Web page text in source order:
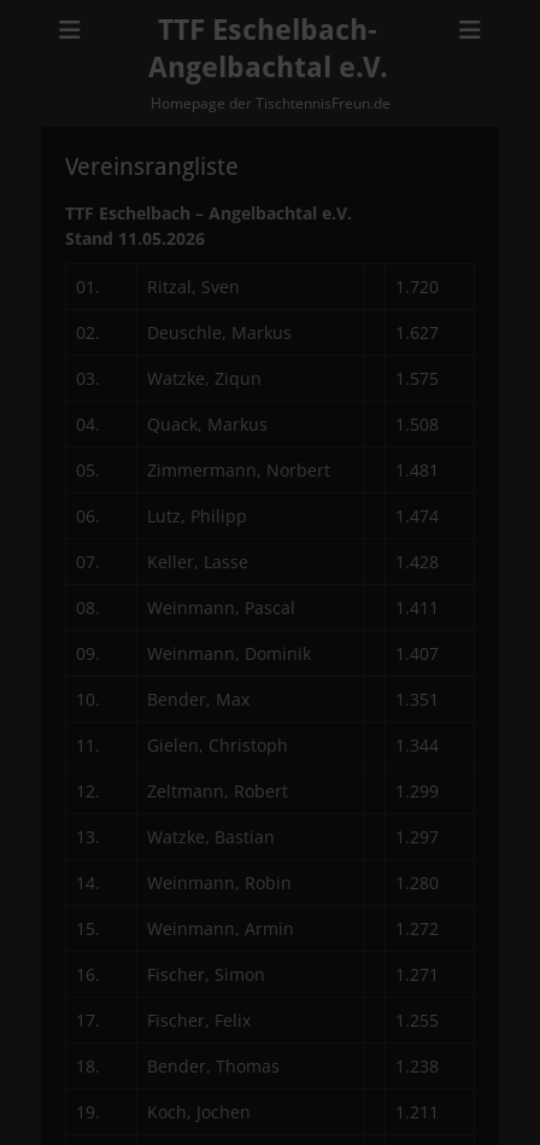
TTF Eschelbach-
Angelbachtal e.V.
Homepage der TischtennisFreun.de
Vereinsrangliste
TTF Eschelbach – Angelbachtal e.V.
Stand 11.05.2026
01. Ritzal, Sven
1.720
02.
Deuschle, Markus
1.627
03.
Watzke, Ziqun
1.575
04.
Quack, Markus
1.508
05.
Zimmermann, Norbert
1.481
06.
Lutz, Philipp
1.474
07.
Keller, Lasse
1.428
08.
Weinmann, Pascal
1.411
09.
Weinmann, Dominik
1.407
10.
Bender, Max
1.351
11.
Gielen, Christoph
1.344
12.
Zeltmann, Robert
1.299
13.
Watzke, Bastian
1.297
14.
Weinmann, Robin
1.280
15.
Weinmann, Armin
1.272
16.
Fischer, Simon
1.271
17.
Fischer, Felix
1.255
18.
Bender, Thomas
1.238
19.
Koch, Jochen
1.211